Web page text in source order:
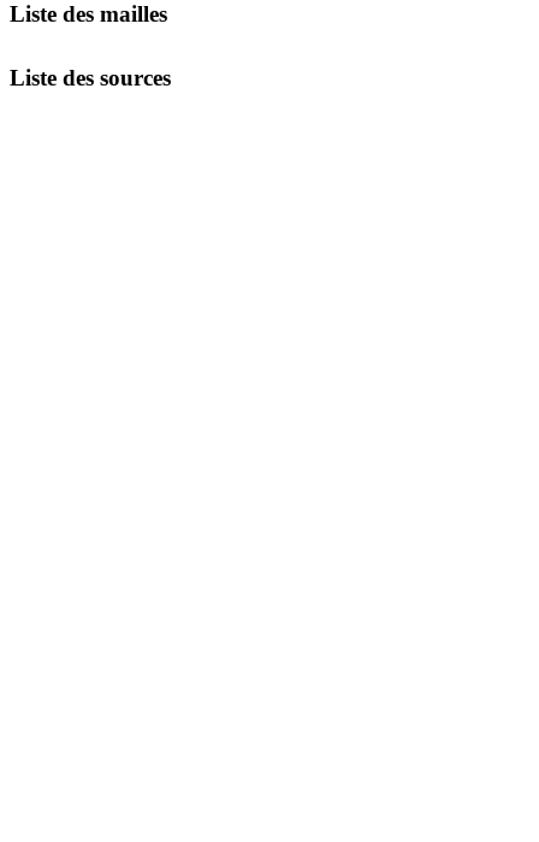
Liste des mailles
Liste des sources